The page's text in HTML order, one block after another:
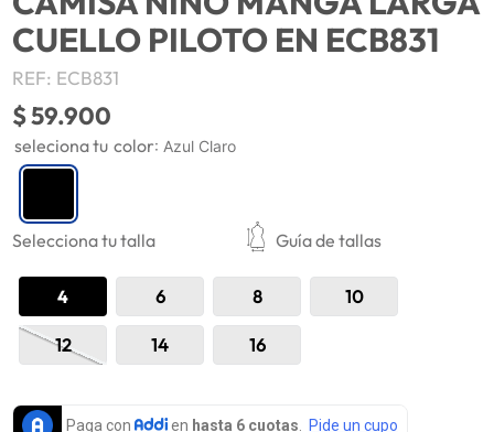
CUELLO PILOTO EN ECB831
REF: ECB831
$59.900
Selecciona tu talla Guía de tallas
4 6 8 10
12 14 16
color: Azul Claro
6.
enterizos-conjuntos
hombre